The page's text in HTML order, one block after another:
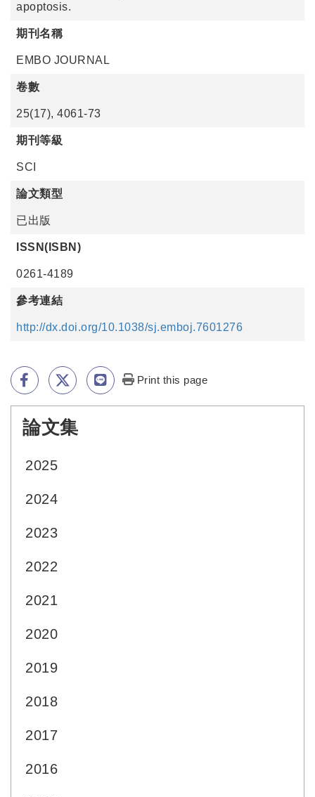
apoptosis.
期刊名稱
EMBO JOURNAL
卷數
25(17), 4061-73
期刊等級
SCI
論文類型
已出版
ISSN(ISBN)
0261-4189
參考連結
http://dx.doi.org/10.1038/sj.emboj.7601276
Print this page
論文集
2025
2024
2023
2022
2021
2020
2019
2018
2017
2016